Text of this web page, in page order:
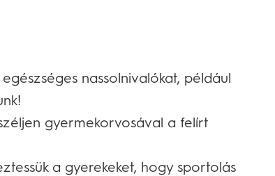
nassolnivalókat, például
gyermekorvosával a felírt
a gyerekeket, hogy sportolás